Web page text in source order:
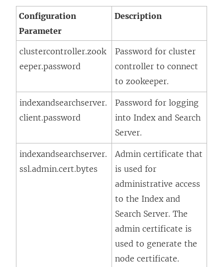
Configuration
Parameter
Description
clustercontroller.zook
eeper.password
Password for cluster
controller to connect
to zookeeper.
indexandsearchserver.
client.password
Password for logging
into Index and Search
Server.
indexandsearchserver.
ssl.admin.cert.bytes
Admin certificate that
is used for
administrative access
to the Index and
Search Server. The
admin certificate is
used to generate the
node certificate.